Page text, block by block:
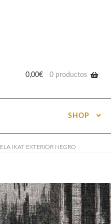
0,00€ 0 productos
SHOP
IKAT EXTERIOR NEGRO